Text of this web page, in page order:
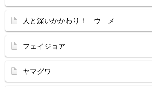
人と深いかかわり！ ウ メ
フェイジョア
ヤマグワ